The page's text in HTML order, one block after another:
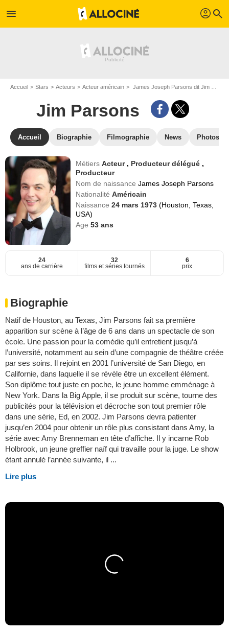
menu profil search
Accueil Stars Acteurs Acteur américain James Joseph Parsons dit Jim Parsons
Jim Parsons
Accueil Biographie Filmographie News Photos
MétiersActeur , Producteur délégué ,
Producteur
Nom de naissanceJames Joseph Parsons
NationalitéAméricain
Naissance24 mars 1973(Houston, Texas,
USA)
Age53 ans
24
ans de carrière
32
films et séries tournés
6
prix
Biographie
Natif de Houston, au Texas, Jim Parsons fait sa première
apparition sur scène à l’âge de 6 ans dans un spectacle de son
école. Une passion pour la comédie qu’il entretient jusqu’à
l’université, notamment au sein d’une compagnie de théâtre créée
par ses soins. Il rejoint en 2001 l’université de San Diego, en
Californie, dans laquelle il se révèle être un excellent élément.
Son diplôme tout juste en poche, le jeune homme emménage à
New York. Dans la Big Apple, il se produit sur scène, tourne des
publicités pour la télévision et décroche son tout premier rôle
dans une série, Ed, en 2002. Jim Parsons devra patienter
jusqu’en 2004 pour obtenir un rôle plus consistant dans Amy, la
série avec Amy Brenneman en tête d’affiche. Il y incarne Rob
Holbrook, un jeune greffier naïf qui travaille pour la juge. Le show
étant annulé l’année suivante, il ...
Lire plus